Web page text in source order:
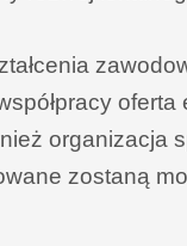
organizacja
zostaną